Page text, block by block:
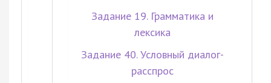
Задание 19. Грамматика и
лексика
Задание 40. Условный диалог-
расспрос